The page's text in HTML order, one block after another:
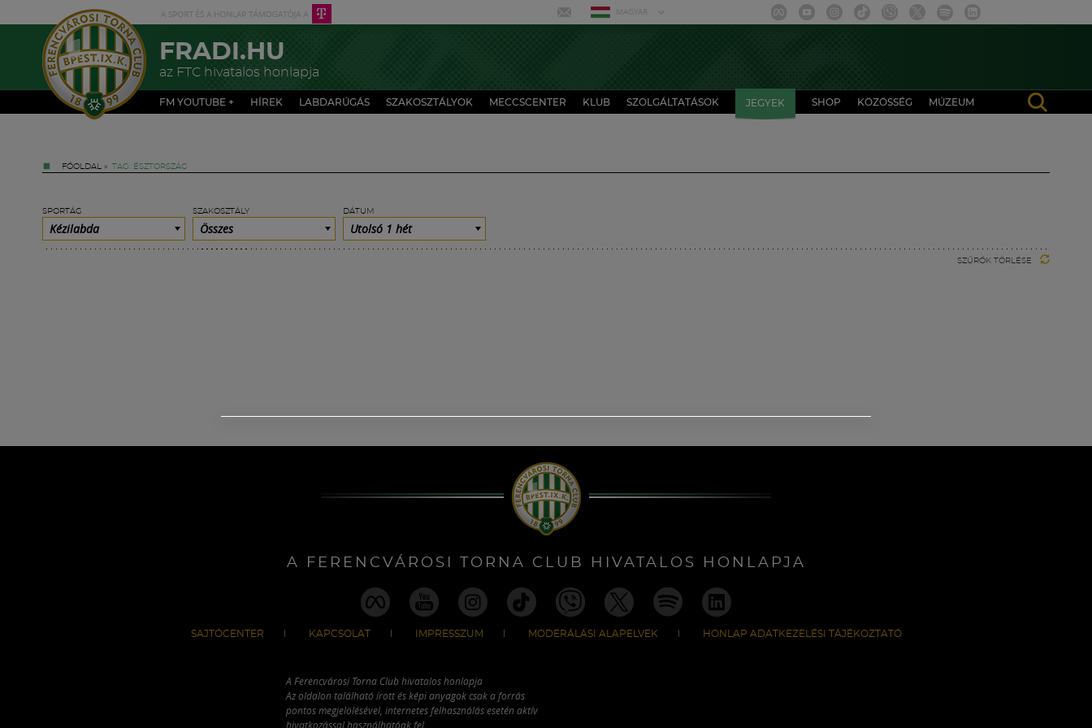
MAGYAR
FRADI.HU
az FTC hivatalos honlapja
FM YOUTUBE + HÍREK LABDARÚGÁS SZAKOSZTÁLYOK MECCSCENTER KLUB SZOLGÁLTATÁSOK JEGYEK SHOP KÖZÖSSÉG MÚZEUM
FŐOLDAL » TAG: ÉSZTORSZÁG
SPORTÁG
Kézilabda
SZAKOSZTÁLY
Összes
DÁTUM
Utolsó 1 hét
SZŰRŐK TÖRLÉSE
A FERENCVÁROSI TORNA CLUB HIVATALOS HONLAPJA
SAJTÓCENTER KAPCSOLAT IMPRESSZUM MODERÁLÁSI ALAPELVEK HONLAP ADATKEZELÉSI TÁJÉKOZTATÓ
A Ferencvárosi Torna Club hivatalos honlapja
Az oldalon található írott és képi anyagok csak a forrás
pontos megjelölésével, internetes felhasználás esetén aktív
hivatkozással használhatóak fel.